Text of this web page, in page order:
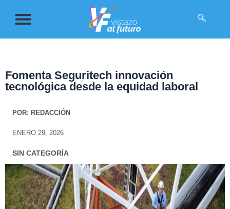
Fomenta Seguritech innovación
tecnológica desde la equidad laboral
POR: REDACCIÓN
ENERO 29, 2026
SIN CATEGORÍA